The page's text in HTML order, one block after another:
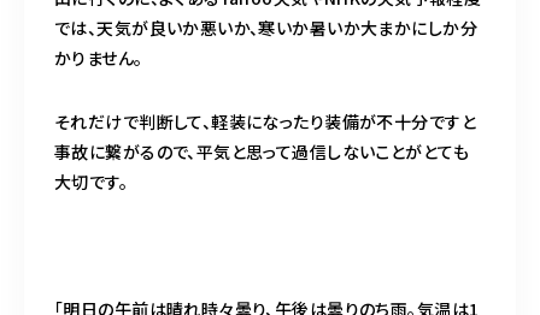
では、天気が良いか悪いか、寒いか暑いか大まかにしか分
かりません。
それだけで判断して、軽装になったり装備が不十分ですと
事故に繋がるので、平気と思って過信しないことがとても
大切です。
「明日の午前は晴れ時々曇り、午後は曇りのち雨。気温は1